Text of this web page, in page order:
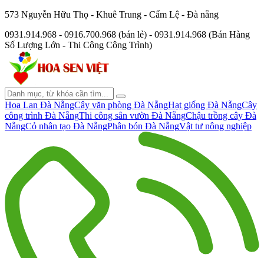
573 Nguyễn Hữu Thọ - Khuê Trung - Cẩm Lệ - Đà nẵng
0931.914.968 - 0916.700.968 (bán lẻ) - 0931.914.968 (Bán Hàng
Số Lượng Lớn - Thi Công Công Trình)
Hoa Lan Đà NẵngCây văn phòng Đà NẵngHạt giống Đà NẵngCây
công trình Đà NẵngThi công sân vườn Đà NẵngChậu trồng cây Đà
NẵngCỏ nhân tạo Đà NẵngPhân bón Đà NẵngVật tư nông nghiệp